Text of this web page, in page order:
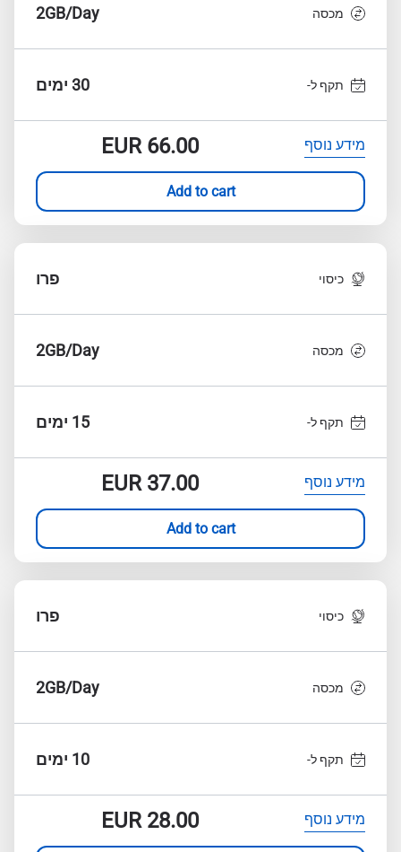
מכסה 2GB/Day
תקף ל- 30 ימים
מידע נוסף EUR66.00
Add to cart
כיסוי פרו
מכסה 2GB/Day
תקף ל- 15 ימים
מידע נוסף EUR37.00
Add to cart
כיסוי פרו
מכסה 2GB/Day
תקף ל- 10 ימים
מידע נוסף EUR28.00